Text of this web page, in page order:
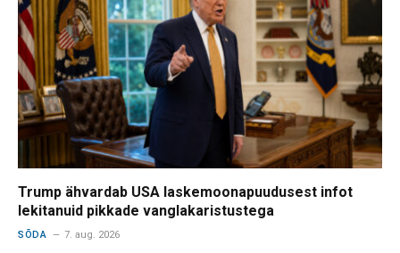
Trump ähvardab USA laskemoonapuudusest infot
lekitanuid pikkade vanglakaristustega
SÕDA 7. aug. 2026